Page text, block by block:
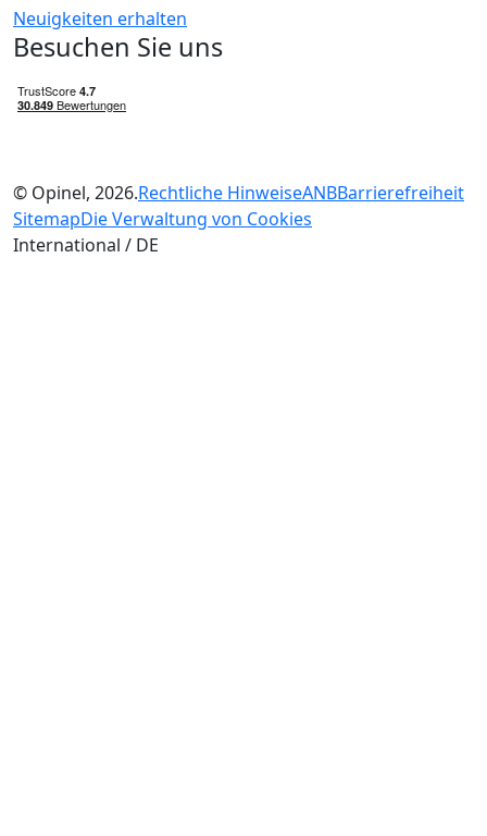
Neuigkeiten erhalten
Besuchen Sie uns
© Opinel, 2026.Rechtliche HinweiseANBBarrierefreiheit
SitemapDie Verwaltung von Cookies
International / DE